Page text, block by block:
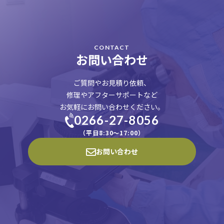
CONTACT
お問い合わせ
ご質問やお見積り依頼、
修理やアフターサポートなど
お気軽にお問い合わせください。
0266-27-8056
（平日8:30〜17:00）
お問い合わせ